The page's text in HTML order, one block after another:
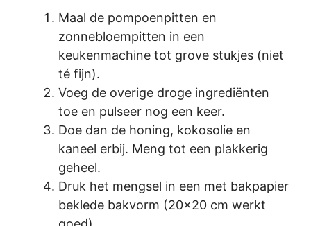
Maal de pompoenpitten en
zonnebloempitten in een
keukenmachine tot grove stukjes (niet
té fijn).
Voeg de overige droge ingrediënten
toe en pulseer nog een keer.
Doe dan de honing, kokosolie en
kaneel erbij. Meng tot een plakkerig
geheel.
Druk het mengsel in een met bakpapier
beklede bakvorm (20×20 cm werkt